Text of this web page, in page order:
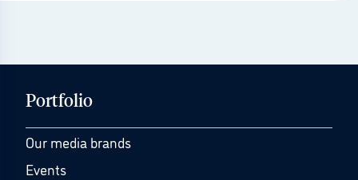
Portfolio
Our media brands
Events